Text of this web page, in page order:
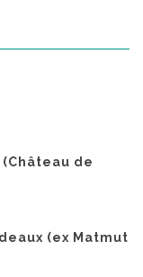
de
(ex Matmut